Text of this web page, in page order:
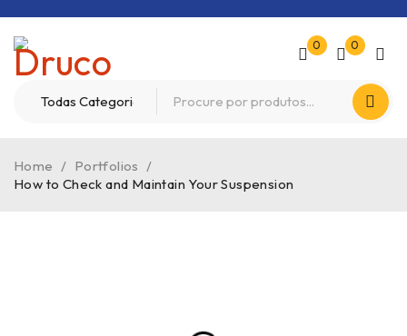
0 0
Home / Portfolios /
How to Check and Maintain Your Suspension